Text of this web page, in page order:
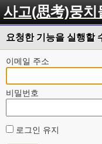
사고(思考)뭉치
요청한 기능을 실행할
이메일 주소
비밀번호
로그인 유지